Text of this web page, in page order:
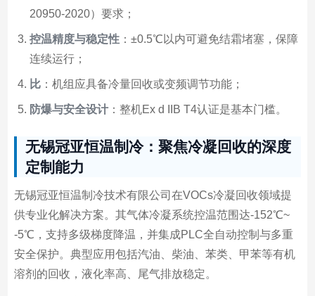
20950-2020）要求；
控温精度与稳定性：±0.5℃以内可避免结霜堵塞，保障
连续运行；
比：机组应具备冷量回收或变频调节功能；
防爆与安全设计：整机Ex d IIB T4认证是基本门槛。
无锡冠亚恒温制冷：聚焦冷凝回收的深度
定制能力
无锡冠亚恒温制冷技术有限公司在VOCs冷凝回收领域提
供专业化解决方案。其气体冷凝系统控温范围达-152℃~
-5℃，支持多级梯度降温，并集成PLC全自动控制与多重
安全保护。典型应用包括汽油、柴油、苯类、甲苯等有机
溶剂的回收，液化率高、尾气排放稳定。